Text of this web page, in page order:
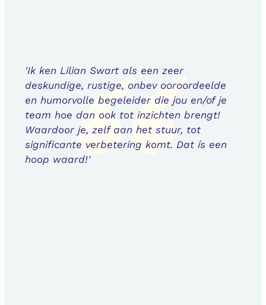
'Ik ken Lilian Swart als een zeer
deskundige, rustige, onbev ooroordeelde
en humorvolle begeleider die jou en/of je
team hoe dan ook tot inzichten brengt!
Waardoor je, zelf aan het stuur, tot
significante verbetering komt. Dat ís een
hoop waard!'